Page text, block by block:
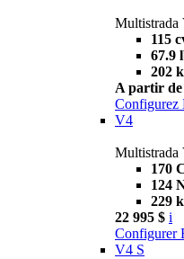
Multistrada
115
67.9
202
A partir de
Configurez
V4
Multistrada
170
124
229
22 995 $ i
Configurer
V4 S